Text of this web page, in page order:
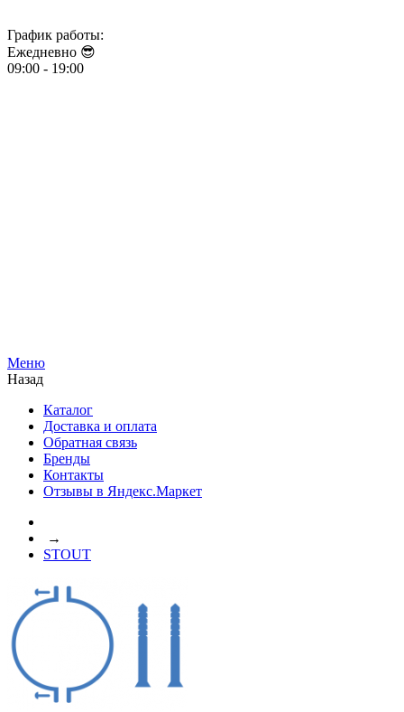
График работы:
Ежедневно 😎​​​​​​​
09:00 - 19:00
Меню
Назад
Каталог
Доставка и оплата
Обратная связь
Бренды
Контакты
Отзывы в Яндекс.Маркет
→
STOUT